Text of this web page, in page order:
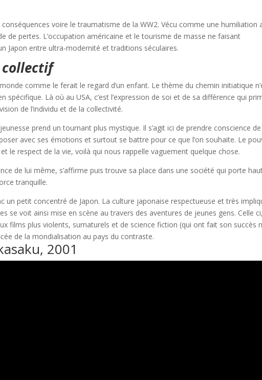
voire le traumatisme de la WW2. Vécu comme une humiliation
de pertes. L’occupation américaine et le tourisme de masse ne faisant
Japon entre ultra-modernité et traditions séculaires.
collectif
comme le ferait le regard d’un enfant. Le thème du chemin initiatique
spécifique. Là où au USA, c’est l’expression de soi et de sa différence qui
de l’individu et de la collectivité.
prend un tournant plus mystique. Il s’agit ici de prendre conscience
avec ses émotions et surtout se battre pour ce que l’on souhaite. Le
le respect de la vie, voilà qui nous rappelle vaguement quelque chose.
de lui même, s’affirme puis trouve sa place dans une société qui porte
tranquille.
un petit concentré de Japon. La culture japonaise respectueuse et très
se voit ainsi mise en scène au travers des aventures de jeunes gens. Celle ci,
films plus violents, surnaturels et de science fiction (qui ont fait son succès
de la mondialisation au pays du contraste.
2001